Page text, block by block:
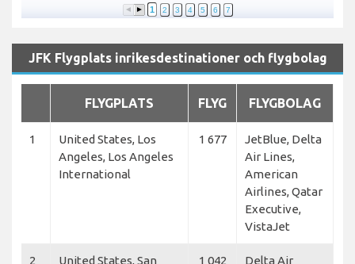
1 2 3 4 5 6 7
JFK Flygplats inrikesdestinationer och flygbolag
FLYGPLATS FLYG FLYGBOLAG
1
United States, Los
Angeles, Los Angeles
International
1 677
JetBlue, Delta
Air Lines,
American
Airlines, Qatar
Executive,
VistaJet
2
United States, San
1 042
Delta Air